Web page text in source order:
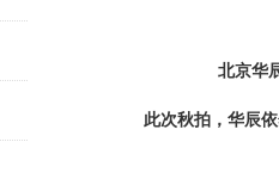
北京华
此次秋拍，华辰